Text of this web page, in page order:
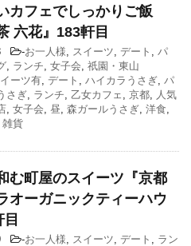
カフェでしっかりご飯
六花』183軒目
-お一人様, スイーツ, デート , パ
, ランチ, 女子会, 祇園・東山
ーツ有, デート , ハイカラうさぎ, パ
さぎ, ランチ, 乙女カフェ , 京都, 人気
, 女子会, 昼, 森ガールうさぎ, 洋食,
雑貨
む町屋のスイーツ『京都
オーガニックティーハウ
-お一人様, スイーツ, デート , ラン